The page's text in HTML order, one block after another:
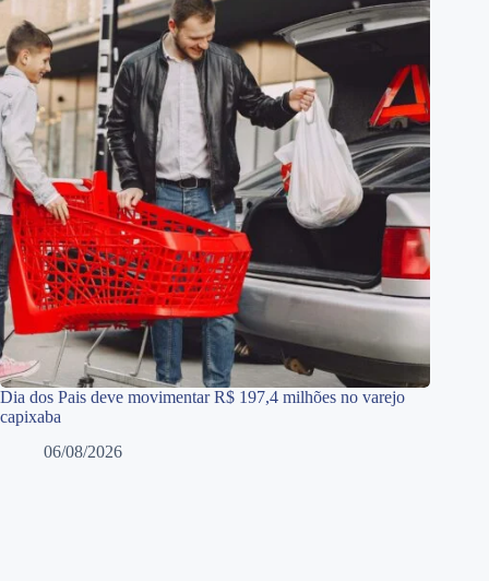
Dia dos Pais deve movimentar R$ 197,4 milhões no varejo
capixaba
06/08/2026